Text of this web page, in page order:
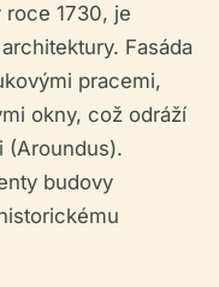
1730, je
Fasáda
pracemi,
okny, což odráží
(Aroundus).
budovy